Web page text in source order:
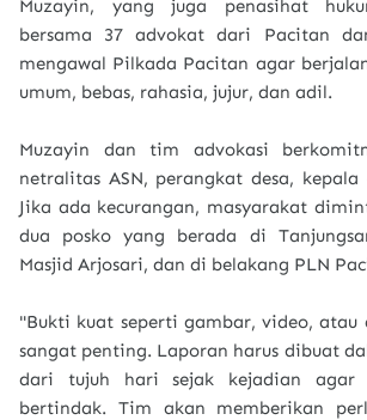
Muzayin, yang juga penasihat
bersama 37 advokat dari Pacitan
mengawal Pilkada Pacitan agar
umum, bebas, rahasia, jujur, dan adil.
Muzayin dan tim advokasi
netralitas ASN, perangkat desa,
Jika ada kecurangan, masyarakat
dua posko yang berada di
Masjid Arjosari, dan di belakang PLN
"Bukti kuat seperti gambar, video,
sangat penting. Laporan harus dibuat
dari tujuh hari sejak kejadian agar
bertindak. Tim akan memberikan